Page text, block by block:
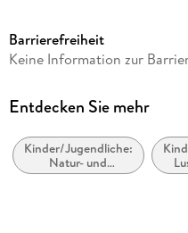
Reihe
Autor/Autorin
Illustrationen
Nina Dulleck
Barrierefreiheit
Keine Information zur
Entdecken Sie mehr
Kinder/Jugendliche:
Natur- und
Tiergeschichten